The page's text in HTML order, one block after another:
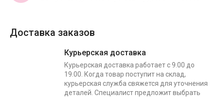
Доставка заказов
Курьерская доставка
Курьерская доставка работает с 9.00 до
19.00. Когда товар поступит на склад,
курьерская служба свяжется для уточнения
деталей. Специалист предложит выбрать